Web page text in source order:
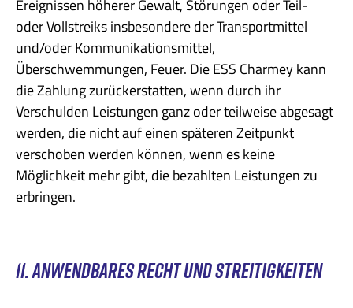
Ereignissen höherer Gewalt, Störungen oder Teil-
oder Vollstreiks insbesondere der Transportmittel
und/oder Kommunikationsmittel,
Überschwemmungen, Feuer. Die ESS Charmey kann
die Zahlung zurückerstatten, wenn durch ihr
Verschulden Leistungen ganz oder teilweise abgesagt
werden, die nicht auf einen späteren Zeitpunkt
verschoben werden können, wenn es keine
Möglichkeit mehr gibt, die bezahlten Leistungen zu
erbringen.
11. ANWENDBARES RECHT UND STREITIGKEITEN